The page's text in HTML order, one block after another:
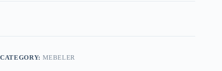
CATEGORY: MEBELER